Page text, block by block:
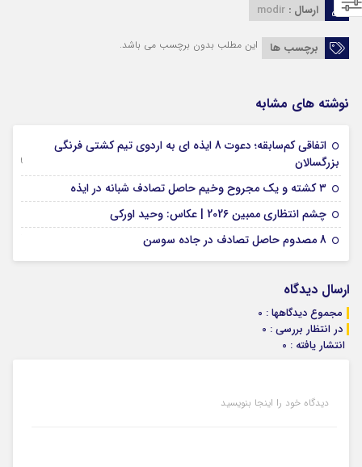
ارسال : modir
برچسب ها این مطلب بدون برچسب می باشد.
نوشته های مشابه
اتفاقی کم‌سابقه؛ دعوت 8 ایذه ای به اردوی تیم کشتی فرنگی
بزرگسالان
09 جولای 2026
۳ کشته و یک مجروح وخیم حاصل تصادف شبانه در ایذه
چشم انتظاری ممبین 2026 | عکاس: وحید اورکی
8 مصدوم حاصل تصادف در جاده سوسن
ارسال دیدگاه
مجموع دیدگاهها : 0
در انتظار بررسی : 0
انتشار یافته : 0
دیدگاه خود را اینجا بنویسید